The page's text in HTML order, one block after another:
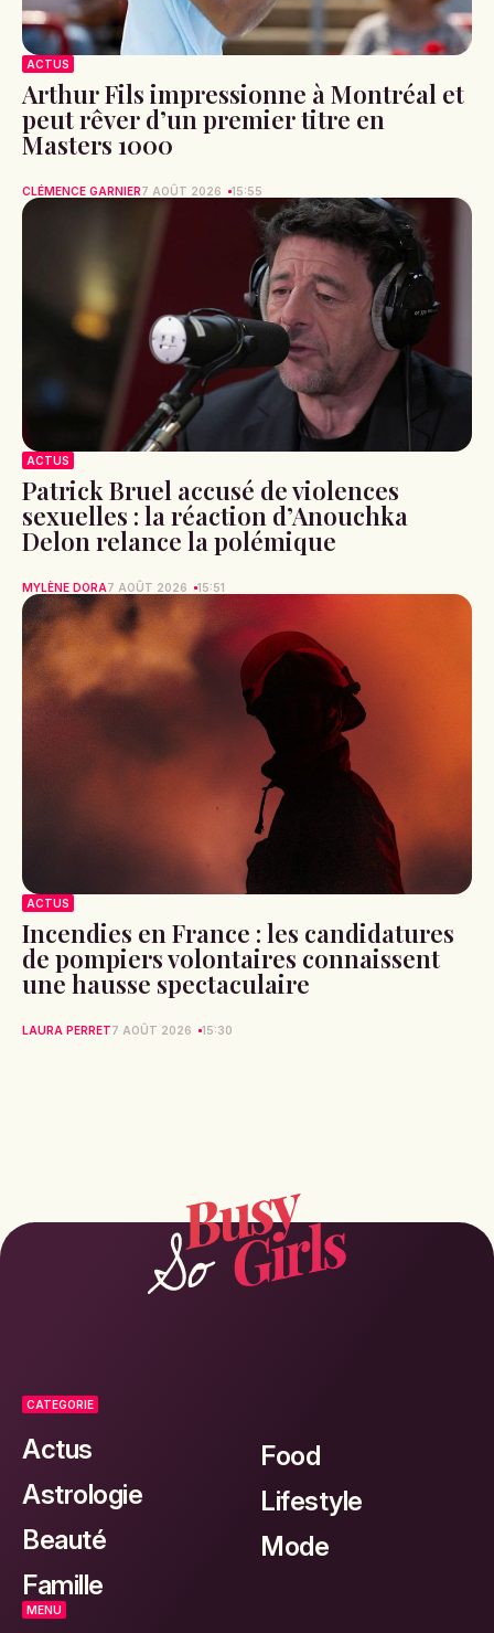
ACTUS
Arthur Fils impressionne à Montréal et
peut rêver d’un premier titre en
Masters 1000
CLÉMENCE GARNIER7 AOÛT 2026 15:55
ACTUS
Patrick Bruel accusé de violences
sexuelles : la réaction d’Anouchka
Delon relance la polémique
MYLÈNE DORA7 AOÛT 2026 15:51
ACTUS
Incendies en France : les candidatures
de pompiers volontaires connaissent
une hausse spectaculaire
LAURA PERRET7 AOÛT 2026 15:30
CATEGORIE
Actus
Astrologie
Beauté
Famille
Food
Lifestyle
Mode
MENU